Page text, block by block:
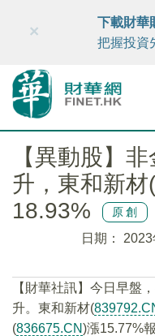
財華智庫網
×
下載財華
把握投資
【異動股】
升，東和新
18.93%
原創
日期：
【財華社訊】今日早盤
升。東和新材(
(836675.CN)漲15.77%